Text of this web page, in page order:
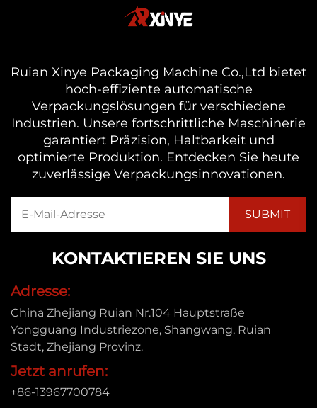
Ruian Xinye Packaging Machine Co.,Ltd bietet
hoch-effiziente automatische
Verpackungslösungen für verschiedene
Industrien. Unsere fortschrittliche Maschinerie
garantiert Präzision, Haltbarkeit und
optimierte Produktion. Entdecken Sie heute
zuverlässige Verpackungsinnovationen.
KONTAKTIEREN SIE UNS
Adresse:
China Zhejiang Ruian Nr.104 Hauptstraße
Yongguang Industriezone, Shangwang, Ruian
Stadt, Zhejiang Provinz.
Jetzt anrufen:
+86-13967700784